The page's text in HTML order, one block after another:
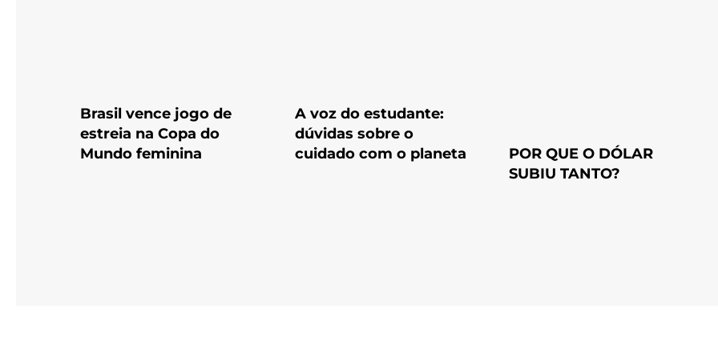
Brasil vence jogo de
estreia na Copa do
Mundo feminina
A voz do estudante:
dúvidas sobre o
cuidado com o planeta
POR QUE O DÓLAR
SUBIU TANTO?